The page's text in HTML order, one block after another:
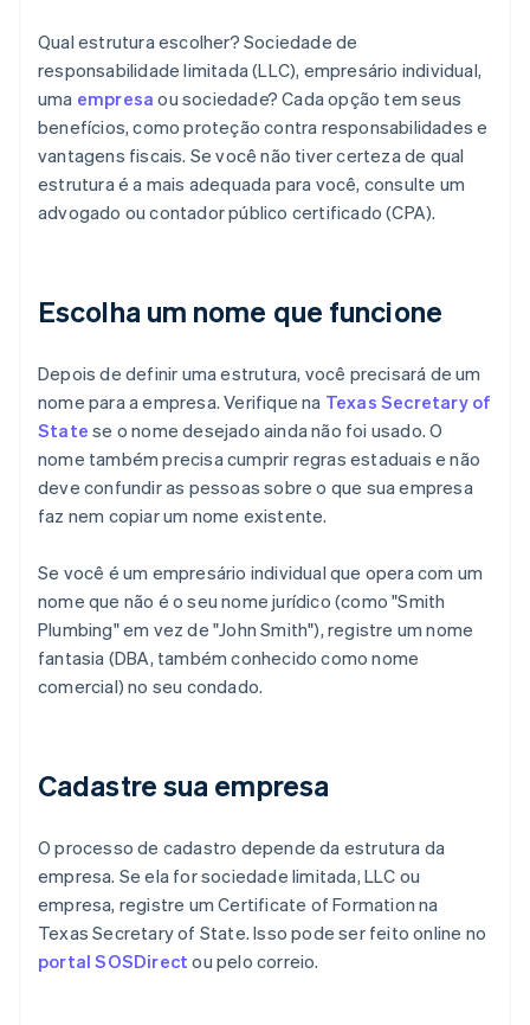
Qual estrutura escolher? Sociedade de
responsabilidade limitada (LLC), empresário individual,
uma empresa ou sociedade? Cada opção tem seus
benefícios, como proteção contra responsabilidades e
vantagens fiscais. Se você não tiver certeza de qual
estrutura é a mais adequada para você, consulte um
advogado ou contador público certificado (CPA).
Escolha um nome que funcione
Depois de definir uma estrutura, você precisará de um
nome para a empresa. Verifique na Texas Secretary of
State se o nome desejado ainda não foi usado. O
nome também precisa cumprir regras estaduais e não
deve confundir as pessoas sobre o que sua empresa
faz nem copiar um nome existente.
Se você é um empresário individual que opera com um
nome que não é o seu nome jurídico (como "Smith
Plumbing" em vez de "John Smith"), registre um nome
fantasia (DBA, também conhecido como nome
comercial) no seu condado.
Cadastre sua empresa
O processo de cadastro depende da estrutura da
empresa. Se ela for sociedade limitada, LLC ou
empresa, registre um Certificate of Formation na
Texas Secretary of State. Isso pode ser feito online no
portal SOSDirect ou pelo correio.